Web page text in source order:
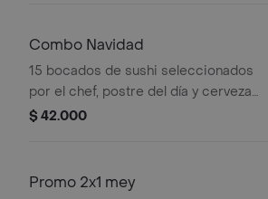
Combo Navidad
15 bocados de sushi seleccionados
por el chef, postre del día y cerveza
incluidos.
$ 42.000
Promo 2x1 mey